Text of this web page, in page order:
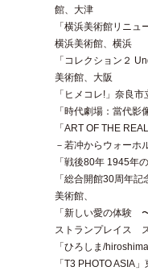
館、大津
「横浜美術館リニ
横浜美術館、横浜
「コレクション２
美術館、大阪
「ヒメコレ!」奈良
「時代劇場：當代
「ART OF THE
－若冲からウォーホ
「戦後80年 1945年
「総合開館30周年
美術館、
「新しい愛の体験
ストランプレイス
「ひろしま/
「T3 PHOTO ASIA